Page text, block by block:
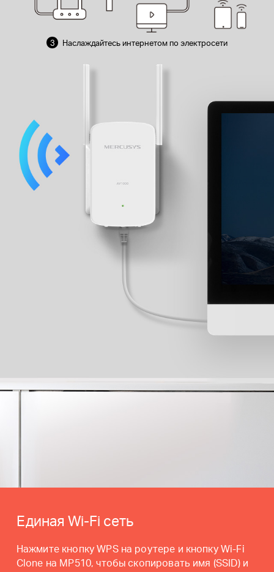
3 Наслаждайтесь интернетом по электросети
Единая Wi-Fi сеть
Нажмите кнопку WPS на роутере и кнопку Wi-Fi
Clone на MP510, чтобы скопировать имя (SSID) и